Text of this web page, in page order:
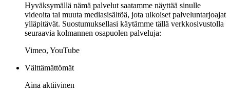
Hyväksymällä nämä palvelut saatamme näyttää sinulle
videoita tai muuta mediasisältöä, jota ulkoiset palveluntarjoajat
ylläpitävät. Suostumuksellasi käytämme tällä verkkosivustolla
seuraavia kolmannen osapuolen palveluja:
Vimeo, YouTube
Välttämättömät
Aina aktiivinen